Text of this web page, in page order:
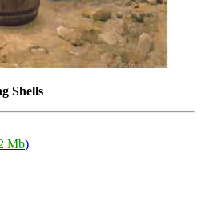
Shells
Mb)